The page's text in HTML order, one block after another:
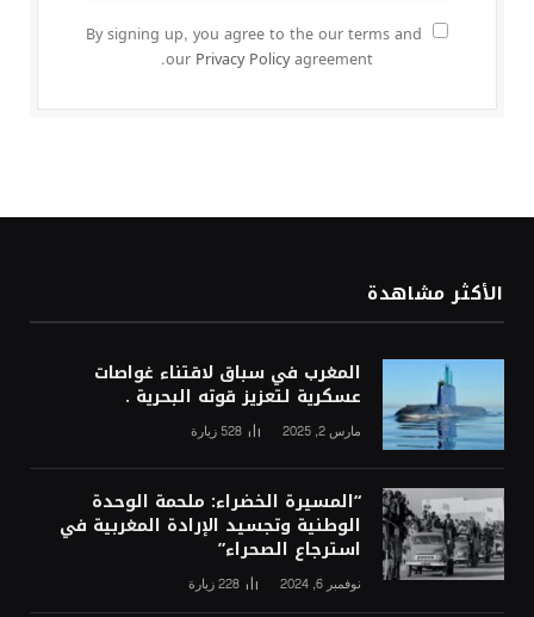
By signing up, you agree to the our terms and
our Privacy Policyagreement.
الأكثر مشاهدة
المغرب في سباق لاقتناء غواصات
عسكرية لتعزيز قوته البحرية .
مارس 2, 2025 528 زيارة
“المسيرة الخضراء: ملحمة الوحدة
الوطنية وتجسيد الإرادة المغربية في
استرجاع الصحراء”
نوفمبر 6, 2024 228زيارة